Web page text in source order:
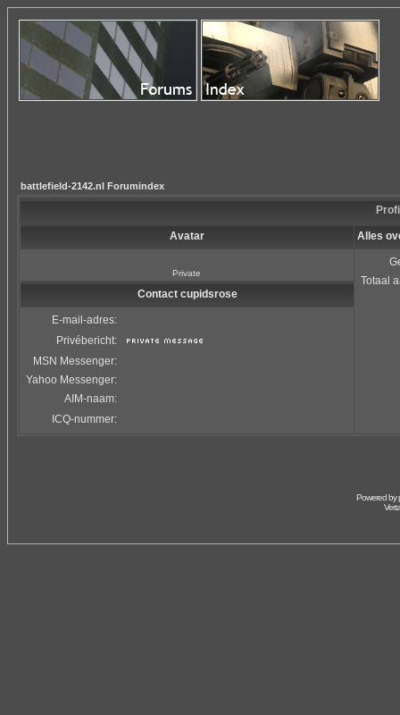
battlefield-2142.nl Forumindex
Avatar Alles
Private
Totaal
Contact cupidsrose
E-mail-adres:
Privébericht:
MSN Messenger:
Yahoo Messenger:
AIM-naam:
ICQ-nummer:
Powered by